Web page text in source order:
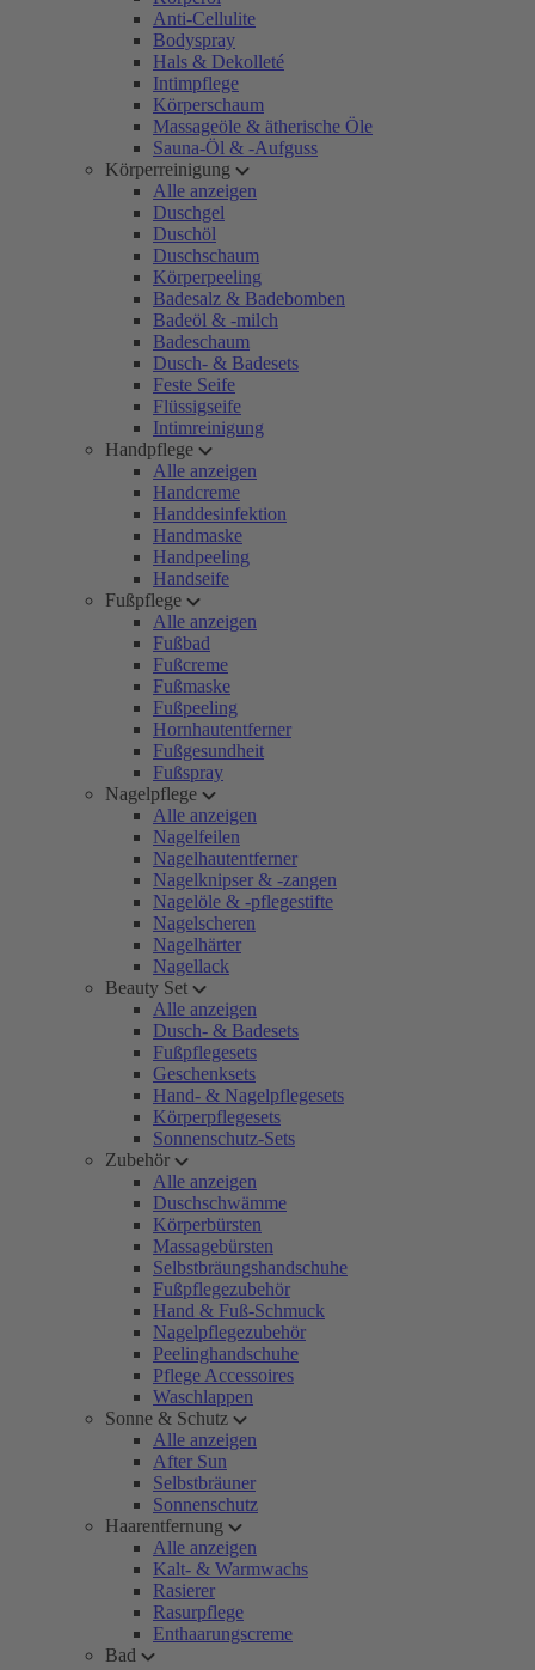
Anti-Cellulite
Bodyspray
Hals & Dekolleté
Intimpflege
Körperschaum
Massageöle & ätherische Öle
Sauna-Öl & -Aufguss
Körperreinigung
Alle anzeigen
Duschgel
Duschöl
Duschschaum
Körperpeeling
Badesalz & Badebomben
Badeöl & -milch
Badeschaum
Dusch- & Badesets
Feste Seife
Flüssigseife
Intimreinigung
Handpflege
Alle anzeigen
Handcreme
Handdesinfektion
Handmaske
Handpeeling
Handseife
Fußpflege
Alle anzeigen
Fußbad
Fußcreme
Fußmaske
Fußpeeling
Hornhautentferner
Fußgesundheit
Fußspray
Nagelpflege
Alle anzeigen
Nagelfeilen
Nagelhautentferner
Nagelknipser & -zangen
Nagelöle & -pflegestifte
Nagelscheren
Nagelhärter
Nagellack
Beauty Set
Alle anzeigen
Dusch- & Badesets
Fußpflegesets
Geschenksets
Hand- & Nagelpflegesets
Körperpflegesets
Sonnenschutz-Sets
Zubehör
Alle anzeigen
Duschschwämme
Körperbürsten
Massagebürsten
Selbstbräungshandschuhe
Fußpflegezubehör
Hand & Fuß-Schmuck
Nagelpflegezubehör
Peelinghandschuhe
Pflege Accessoires
Waschlappen
Sonne & Schutz
Alle anzeigen
After Sun
Selbstbräuner
Sonnenschutz
Haarentfernung
Alle anzeigen
Kalt- & Warmwachs
Rasierer
Rasurpflege
Enthaarungscreme
Bad